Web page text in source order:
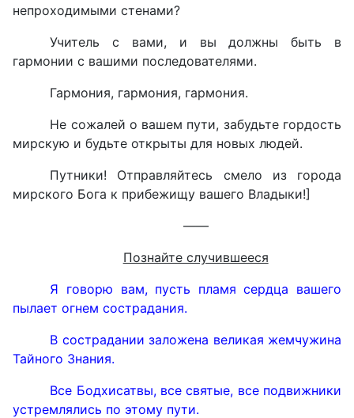
непроходимыми стенами?
Учитель с вами, и вы должны быть в
гармонии с вашими последователями.
Гармония, гармония, гармония.
Не сожалей о вашем пути, забудьте гордость
мирскую и будьте открыты для новых людей.
Путники! Отправляйтесь смело из города
мирского Бога к прибежищу вашего Владыки!]
——
Познайте случившееся
Я говорю вам, пусть пламя сердца вашего
пылает огнем сострадания.
В сострадании заложена великая жемчужина
Тайного Знания.
Все Бодхисатвы, все святые, все подвижники
устремлялись по этому пути.